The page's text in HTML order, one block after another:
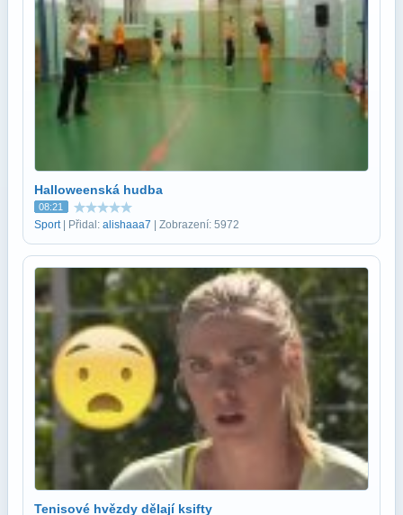
Halloweenská hudba
08:21
Sport| Přidal: alishaaa7 | Zobrazení: 5972
Tenisové hvězdy dělají ksifty